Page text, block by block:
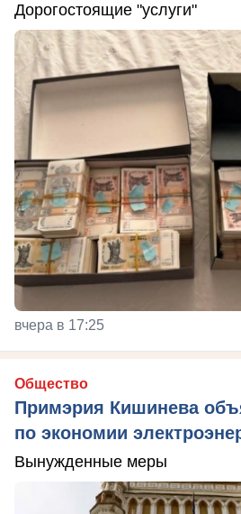
Дорогостоящие "услуги"
вчера в 17:25
Общество
Примэрия Кишинева
по экономии
Вынужденные меры